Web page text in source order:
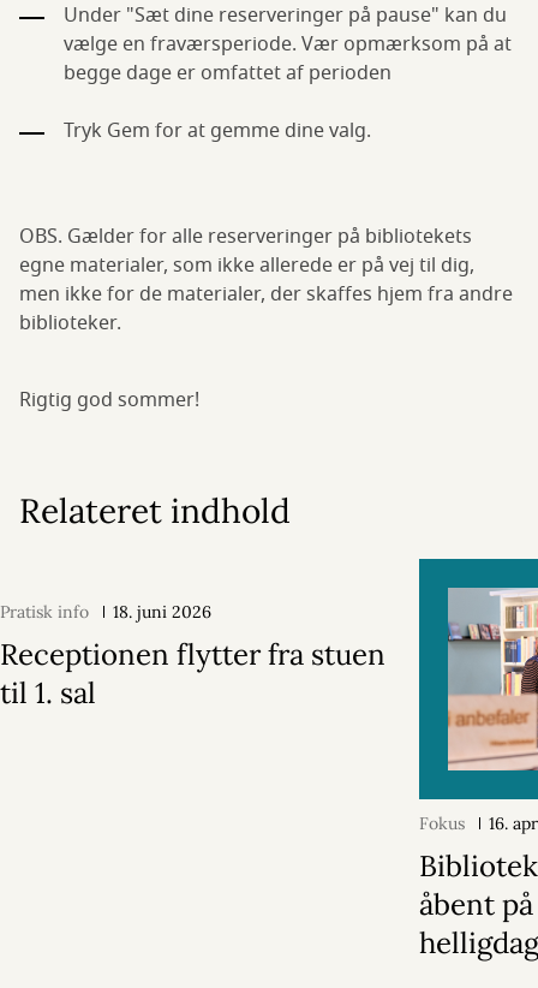
Under "Sæt dine reserveringer på pause" kan du
vælge en fraværsperiode. Vær opmærksom på at
begge dage er omfattet af perioden
Tryk Gem for at gemme dine valg.
OBS. Gælder for alle reserveringer på bibliotekets
egne materialer, som ikke allerede er på vej til dig,
men ikke for de materialer, der skaffes hjem fra andre
biblioteker.
Rigtig god sommer!
Relateret indhold
Pratisk info 18. juni 2026
Receptionen flytter fra stuen
til 1. sal
Fokus 16.
åbent på